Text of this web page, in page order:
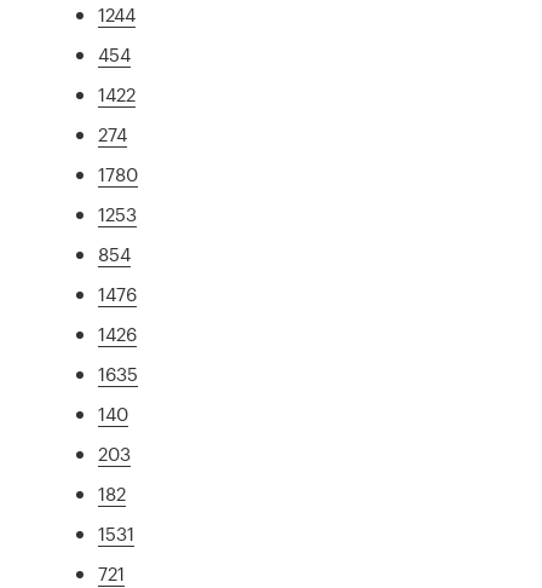
1244
454
1422
274
1780
1253
854
1476
1426
1635
140
203
182
1531
721